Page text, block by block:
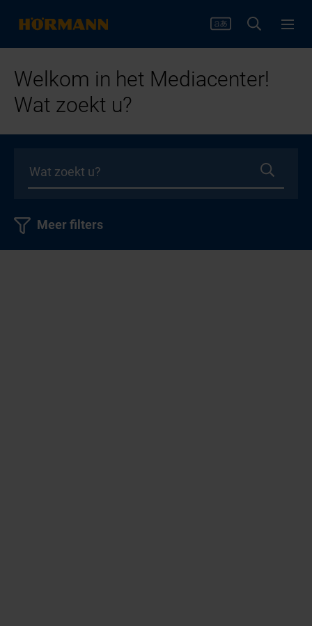
Welkom in het Mediacenter!
Wat zoekt u?
Meer filters